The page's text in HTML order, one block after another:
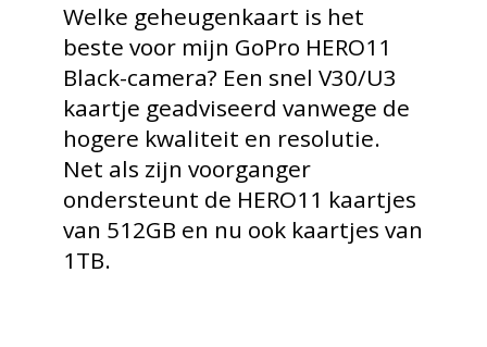
Welke geheugenkaart is het
beste voor mijn GoPro HERO11
Black-camera? Een snel V30/U3
kaartje geadviseerd vanwege de
hogere kwaliteit en resolutie.
Net als zijn voorganger
ondersteunt de HERO11 kaartjes
van 512GB en nu ook kaartjes van
1TB.